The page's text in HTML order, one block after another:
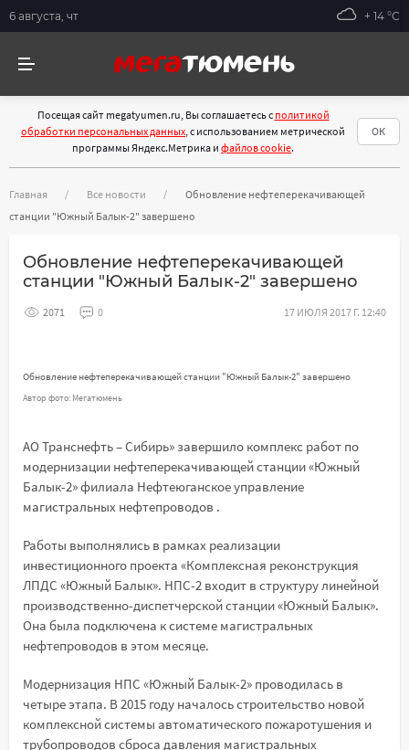
6 августа, чт + 14 °С
Посещая сайт megatyumen.ru, Вы соглашаетесь с политикой
обработки персональных данных, с использованием метрической
программы Яндекс.Метрика и файлов cookie.
ОК
Главная Все новости
Обновление нефтеперекачивающей
станции "Южный Балык-2" завершено
Обновление нефтеперекачивающей
станции "Южный Балык-2" завершено
2071 0 17 ИЮЛЯ 2017 Г. 12:40
Обновление нефтеперекачивающей станции "Южный Балык-2" завершено
Автор фото: Мегатюмень
АО Транснефть – Сибирь» завершило комплекс работ по
модернизации нефтеперекачивающей станции «Южный
Балык-2» филиала Нефтеюганское управление
магистральных нефтепроводов .
Работы выполнялись в рамках реализации
инвестиционного проекта «Комплексная реконструкция
ЛПДС «Южный Балык». НПС-2 входит в структуру линейной
производственно-диспетчерской станции «Южный Балык».
Она была подключена к системе магистральных
нефтепроводов в этом месяце.
Модернизация НПС «Южный Балык-2» проводилась в
четыре этапа. В 2015 году началось строительство новой
комплексной системы автоматического пожаротушения и
трубопроводов сброса давления магистральных